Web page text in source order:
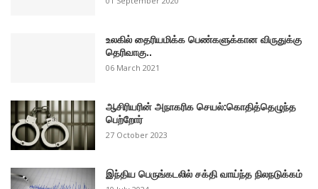
உலகில் தைரியமிக்க பெண்களுக்கான விருதுக்கு
தெரிவாகு..
06 March 2021
ஆசிரியரின் அநாகரிக செயல்:கொதித்தெழுந்த
பெற்றோர்
27 October 2023
இந்திய பெருங்கடலில் சக்தி வாய்ந்த நிலநடுக்கம்